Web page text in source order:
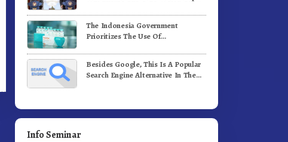
Standards
The Indonesia Government
Prioritizes The Use Of
Vaccines
Besides Google, This Is A Popular
Search Engine Alternative In The
Info Seminar